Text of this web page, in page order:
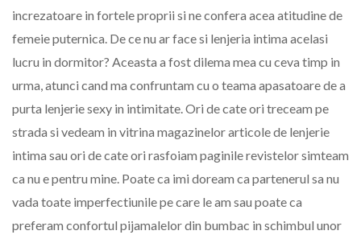
increzatoare in fortele proprii si ne confera acea atitudine de
femeie puternica. De ce nu ar face si lenjeria intima acelasi
lucru in dormitor? Aceasta a fost dilema mea cu ceva timp in
urma, atunci cand ma confruntam cu o teama apasatoare de a
purta lenjerie sexy in intimitate. Ori de cate ori treceam pe
strada si vedeam in vitrina magazinelor articole de lenjerie
intima sau ori de cate ori rasfoiam paginile revistelor simteam
ca nu e pentru mine. Poate ca imi doream ca partenerul sa nu
vada toate imperfectiunile pe care le am sau poate ca
preferam confortul pijamalelor din bumbac in schimbul unor